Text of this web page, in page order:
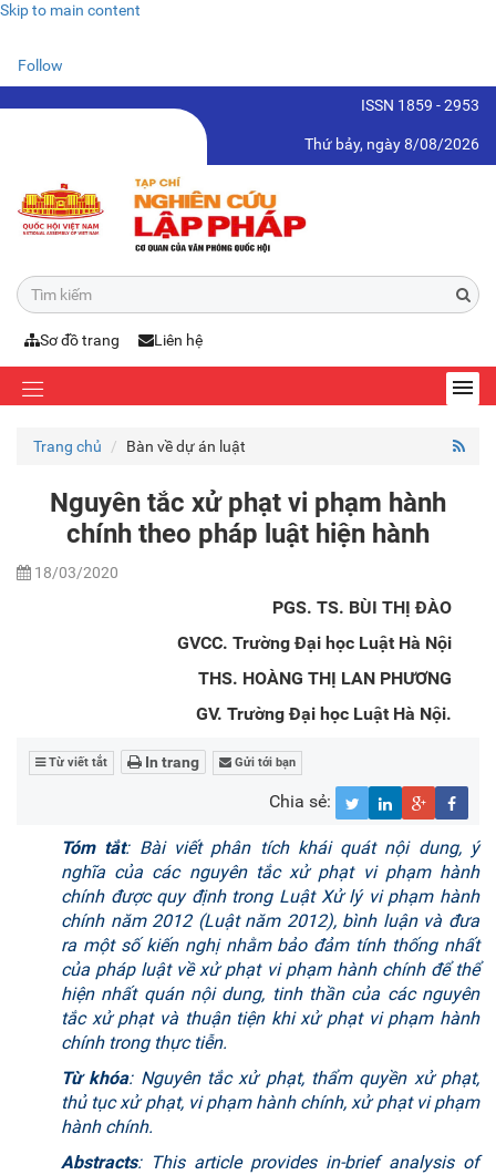
Skip to main content
Follow
ISSN 1859 - 2953
Thứ bảy, ngày 8/08/2026
Sơ đồ trang Liên hệ
Trang chủ Bàn về dự án luật
Nguyên tắc xử phạt vi phạm hành
chính theo pháp luật hiện hành
18/03/2020
PGS. TS. BÙI THỊ ĐÀO
GVCC. Trường Đại học Luật Hà Nội
THS. HOÀNG THỊ LAN PHƯƠNG
GV. Trường Đại học Luật Hà Nội.
Từ viết tắt In trang Gửi tới bạn
Chia sẻ:
Tóm tắt: Bài viết phân tích khái quát nội dung, ý
nghĩa của các nguyên tắc xử phạt vi phạm hành
chính được quy định trong Luật Xử lý vi phạm hành
chính năm 2012 (Luật năm 2012), bình luận và đưa
ra một số kiến nghị nhằm bảo đảm tính thống nhất
của pháp luật về xử phạt vi phạm hành chính để thể
hiện nhất quán nội dung, tinh thần của các nguyên
tắc xử phạt và thuận tiện khi xử phạt vi phạm hành
chính trong thực tiễn.
Từ khóa: Nguyên tắc xử phạt, thẩm quyền xử phạt,
thủ tục xử phạt, vi phạm hành chính, xử phạt vi phạm
hành chính.
Abstracts: This article provides in-brief analysis of